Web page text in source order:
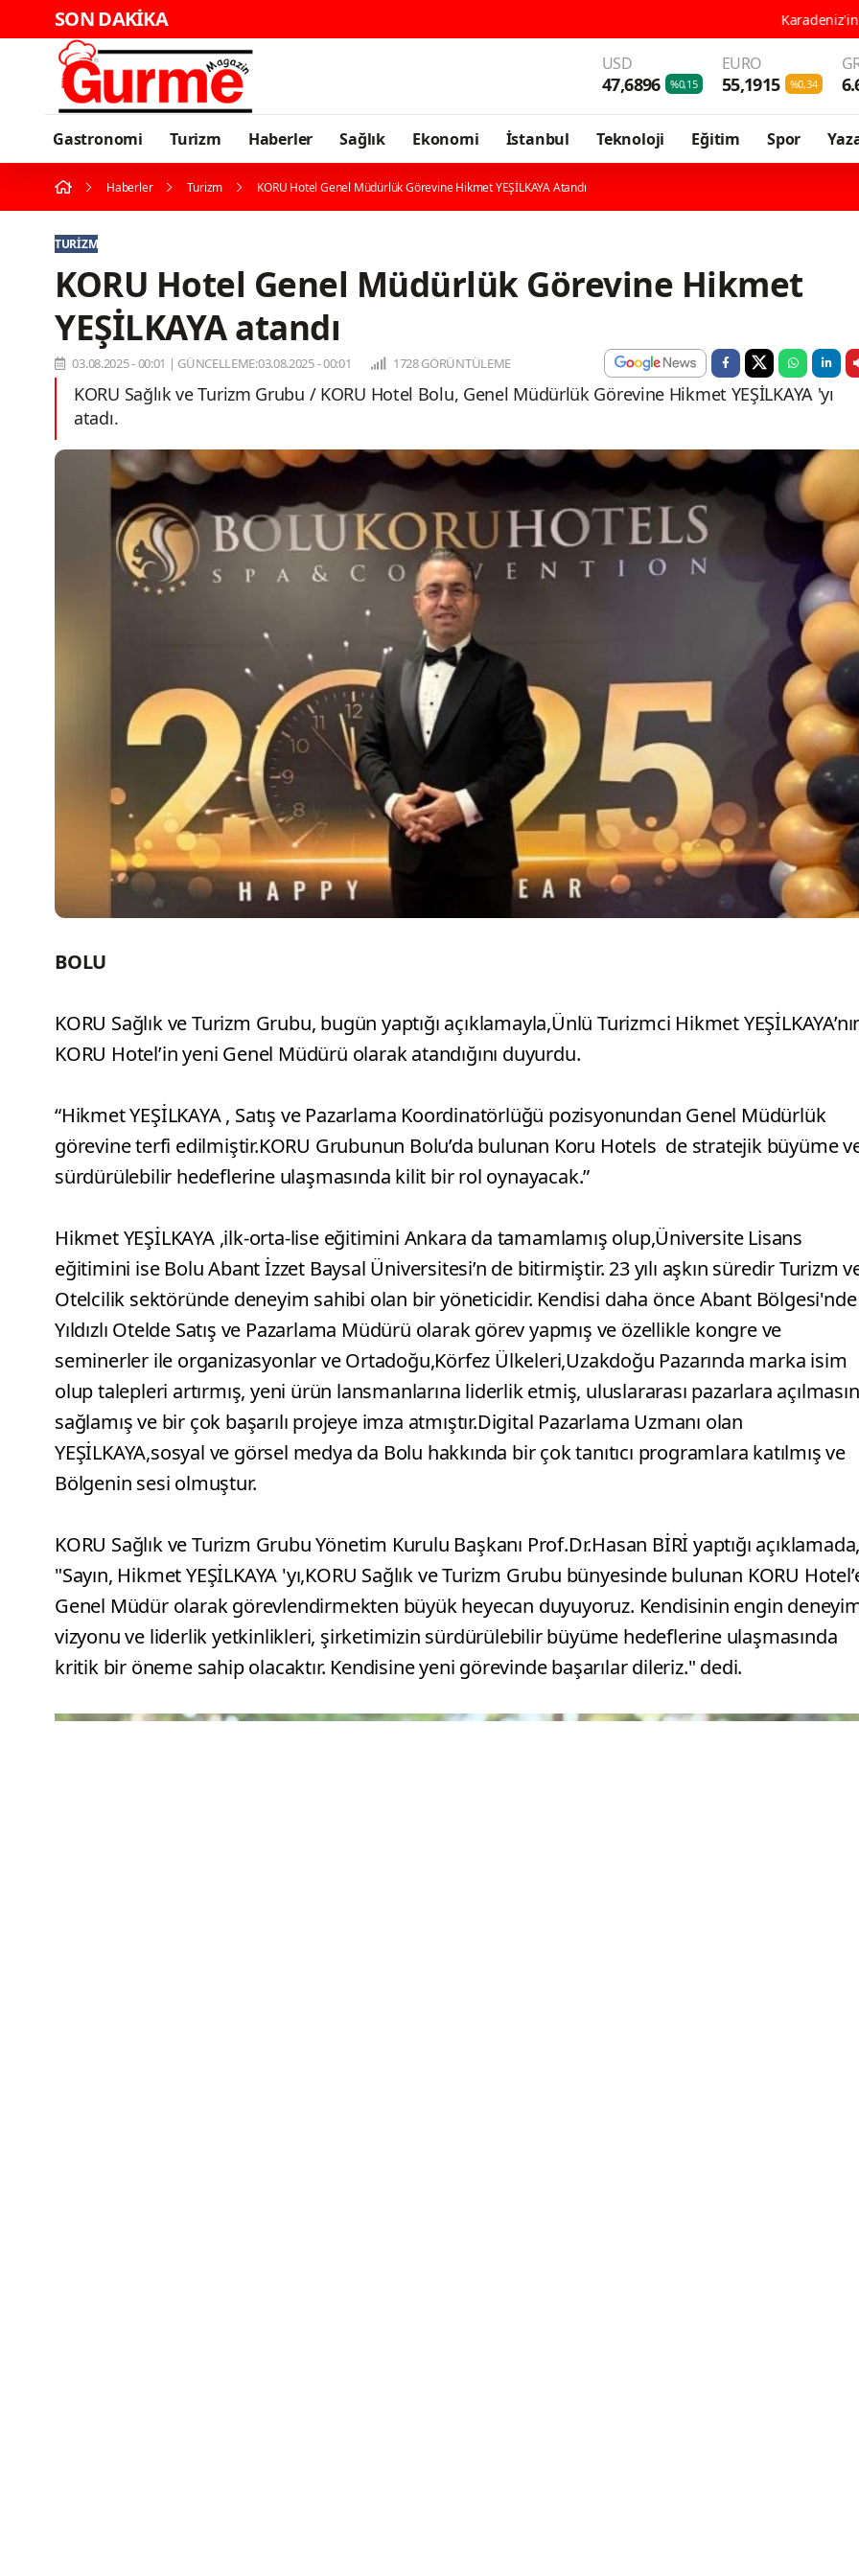
SON DAKİKA Karadeniz'in En Güçlü
USD
47,6896 %0,15
EURO
55,1915 %0,34
Gastronomi Turizm Haberler Sağlık Ekonomi İstanbul Teknoloji Eğitim Spor
Haberler Turizm KORU Hotel Genel Müdürlük Görevine Hikmet YEŞİLKAYA Atandı
TURIZM
KORU Hotel Genel Müdürlük Görevine Hikmet
YEŞİLKAYA atandı
03.08.2025 - 00:01 | GÜNCELLEME:03.08.2025 - 00:01 1728 GÖRÜNTÜLEME
KORU Sağlık ve Turizm Grubu / KORU Hotel Bolu, Genel Müdürlük Görevine Hikmet YEŞİLKAYA 'yı
atadı.
BOLU
KORU Sağlık ve Turizm Grubu, bugün yaptığı açıklamayla,Ünlü Turizmci Hikmet
KORU Hotel’in yeni Genel Müdürü olarak atandığını duyurdu.
“Hikmet YEŞİLKAYA , Satış ve Pazarlama Koordinatörlüğü pozisyonundan Genel Müdürlük
görevine terfi edilmiştir.KORU Grubunun Bolu’da bulunan Koru Hotels de stratejik büyüme
sürdürülebilir hedeflerine ulaşmasında kilit bir rol oynayacak.”
Hikmet YEŞİLKAYA ,ilk-orta-lise eğitimini Ankara da tamamlamış olup,Üniversite Lisans
eğitimini ise Bolu Abant İzzet Baysal Üniversitesi’n de bitirmiştir. 23 yılı aşkın süredir Turizm
Otelcilik sektöründe deneyim sahibi olan bir yöneticidir. Kendisi daha önce Abant
Yıldızlı Otelde Satış ve Pazarlama Müdürü olarak görev yapmış ve özellikle kongre ve
seminerler ile organizasyonlar ve Ortadoğu,Körfez Ülkeleri,Uzakdoğu Pazarında marka isim
olup talepleri artırmış, yeni ürün lansmanlarına liderlik etmiş, uluslararası pazarlara
sağlamış ve bir çok başarılı projeye imza atmıştır.Digital Pazarlama Uzmanı olan
YEŞİLKAYA,sosyal ve görsel medya da Bolu hakkında bir çok tanıtıcı programlara katılmış ve
Bölgenin sesi olmuştur.
KORU Sağlık ve Turizm Grubu Yönetim Kurulu Başkanı Prof.Dr.Hasan BİRİ yaptığı açıklamada,
"Sayın, Hikmet YEŞİLKAYA 'yı,KORU Sağlık ve Turizm Grubu bünyesinde bulunan KORU
Genel Müdür olarak görevlendirmekten büyük heyecan duyuyoruz. Kendisinin engin
vizyonu ve liderlik yetkinlikleri, şirketimizin sürdürülebilir büyüme hedeflerine ulaşmasında
kritik bir öneme sahip olacaktır. Kendisine yeni görevinde başarılar dileriz." dedi.